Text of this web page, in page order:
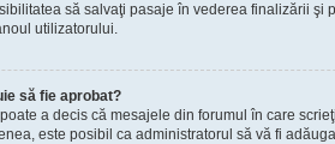
să salvaţi pasaje în vederea finalizării şi
utilizatorului.
să fie aprobat?
a decis că mesajele din forumul în care
este posibil ca administratorul să vă fi